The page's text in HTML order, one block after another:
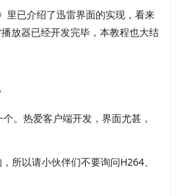
里已介绍了迅雷界面的实现，看来
放器已经开发完毕，本教程也大结
热爱客户端开发，界面尤甚，
以请小伙伴们不要询问H264、